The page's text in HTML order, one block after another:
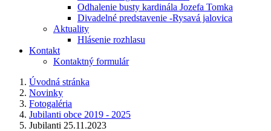
Odhalenie busty kardinála Jozefa Tomka
Divadelné predstavenie -Rysavá jalovica
Aktuality
Hlásenie rozhlasu
Kontakt
Kontaktný formulár
Úvodná stránka
Novinky
Fotogaléria
Jubilanti obce 2019 - 2025
Jubilanti 25.11.2023